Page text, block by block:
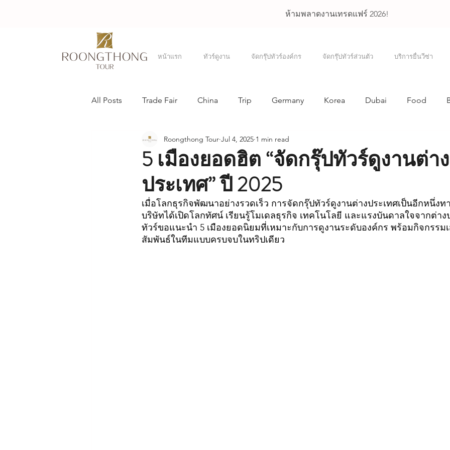
ห้ามพลาดงานเทรดแฟร์ 2026!
หน้าเเรก ทัวร์ดูงาน จัดกรุ๊ปทัวร์องค์กร จัดกรุ๊ปทัวร์ส่วนตัว บริการยื่นวีซ่า
All Posts Trade Fair China Trip Germany Korea Dubai Food
Taiwan Singapore The United States of America
5 เมืองยอดฮิต “จัดกรุ๊ปทัวร์ดูงานต่าง
ประเทศ” ปี 2025
Roongthong Tour Jul 4, 2025 1 min read
เมื่อโลกธุรกิจพัฒนาอย่างรวดเร็ว การจัดกรุ๊ปทัวร์ดูงานต่างประเทศเป็นอีกหนึ่งท
บริษัทได้เปิดโลกทัศน์ เรียนรู้โมเดลธุรกิจ เทคโนโลยี และแรงบันดาลใจจากต่าง
ทัวร์ขอแนะนำ 5 เมืองยอดนิยมที่เหมาะกับการดูงานระดับองค์กร พร้อมกิจกรรม
สัมพันธ์ในทีมแบบครบจบในทริปเดียว